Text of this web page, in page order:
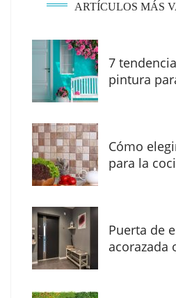
Eagle Waterproofing
impermeabilización de
de las vacaciones
ARTÍCULOS MÁS
7
pintura
Cómo
para la
Puerta de
acorazada